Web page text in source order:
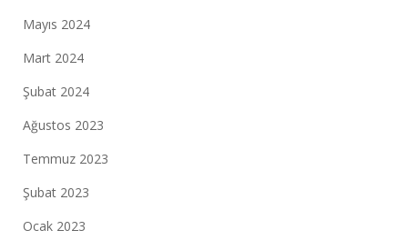
Mayıs 2024
Mart 2024
Şubat 2024
Ağustos 2023
Temmuz 2023
Şubat 2023
Ocak 2023